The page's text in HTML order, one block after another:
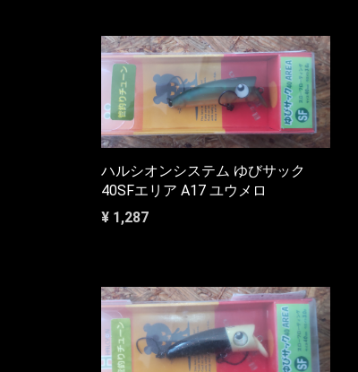
ハルシオンシステム ゆびサック
40SFエリア A17 ユウメロ
¥ 1,287